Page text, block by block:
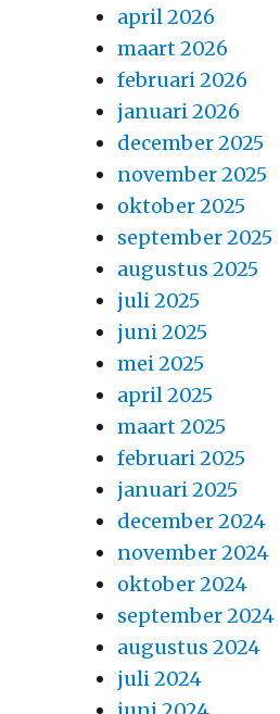
april 2026
maart 2026
februari 2026
januari 2026
december 2025
november 2025
oktober 2025
september 2025
augustus 2025
juli 2025
juni 2025
mei 2025
april 2025
maart 2025
februari 2025
januari 2025
december 2024
november 2024
oktober 2024
september 2024
augustus 2024
juli 2024